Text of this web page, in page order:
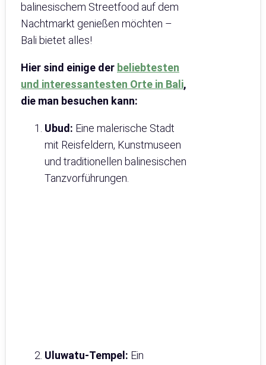
balinesischem Streetfood auf dem
Nachtmarkt genießen möchten –
Bali bietet alles!
Hier sind einige der beliebtesten
und interessantesten Orte in Bali,
die man besuchen kann:
Ubud: Eine malerische Stadt
mit Reisfeldern, Kunstmuseen
und traditionellen balinesischen
Tanzvorführungen.
Uluwatu-Tempel: Ein